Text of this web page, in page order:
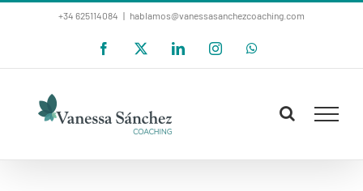
+34 625114084 | hablamos@vanessasanchezcoaching.com
Facebook LinkedInInstagramWhatsApp